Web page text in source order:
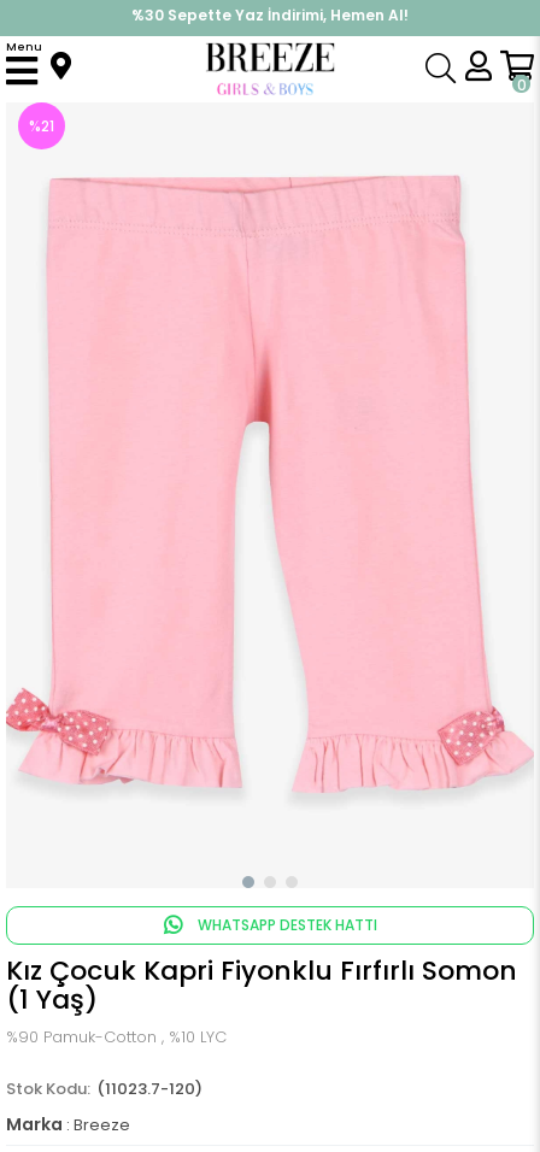
%30 Sepette Yaz İndirimi, Hemen Al!
İndirimlere ek %10 İndirimi Kap, Hemen Üye Ol!
0
Menu
Anasayfa Alt Giyim Kapri & Şort Kız Çocuk Kapri Fiyonklu Fırfırlı Somon (1 Yaş)
%21
WHATSAPP DESTEK HATTI
Kız Çocuk Kapri Fiyonklu Fırfırlı Somon
(1 Yaş)
%90 Pamuk-Cotton , %10 LYC
(11023.7-120)
Marka : Breeze